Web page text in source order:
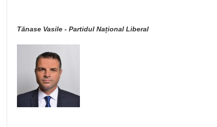
Tănase Vasile - Partidul Național Liberal